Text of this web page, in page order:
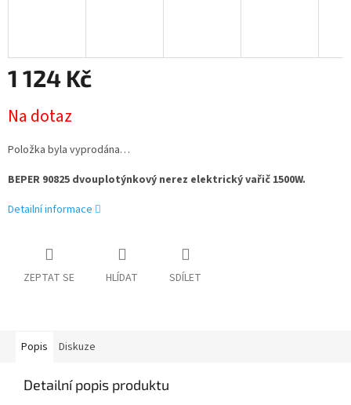
1 124 Kč
cena:
Na dotaz
Položka byla vyprodána…
BEPER 90825 dvouplotýnkový nerez elektrický vařič 1500W.
Detailní informace
ZEPTAT SE HLÍDAT SDÍLET
Popis Diskuze
Detailní popis produktu